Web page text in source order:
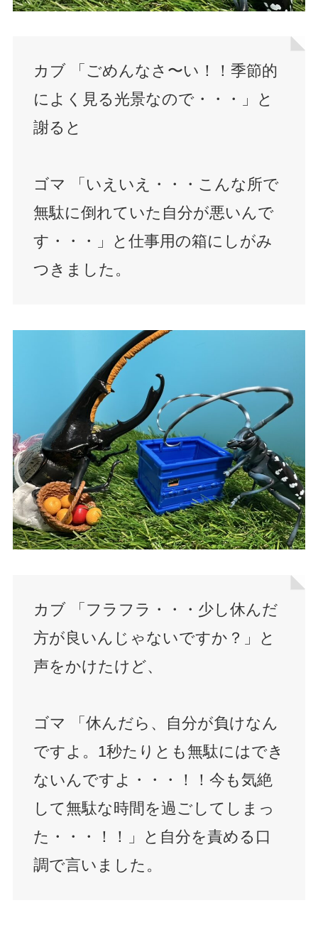
カブ 「ごめんなさ〜い！！季節的
によく見る光景なので・・・」と
謝ると
ゴマ 「いえいえ・・・こんな所で
無駄に倒れていた自分が悪いんで
す・・・」と仕事用の箱にしがみ
つきました。
カブ 「フラフラ・・・少し休んだ
方が良いんじゃないですか？」と
声をかけたけど、
ゴマ 「休んだら、自分が負けなん
ですよ。1秒たりとも無駄にはでき
ないんですよ・・・！！今も気絶
して無駄な時間を過ごしてしまっ
た・・・！！」と自分を責める口
調で言いました。